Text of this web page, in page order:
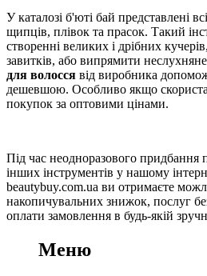
У каталозі б'юті бай представлені
щипців, плівок та прасок. Такий
створенні великих і дрібних
завитків, або випрямити
для волосся від виробника
дешевшою. Особливо якщо
покупок за оптовими цінами.
Під час неодноразового придбання
інших інструментів у нашому
beautybuy.com.ua ви отримаєте
накопичувальних знижок, послуг
оплати замовлення в будь-якій
Меню